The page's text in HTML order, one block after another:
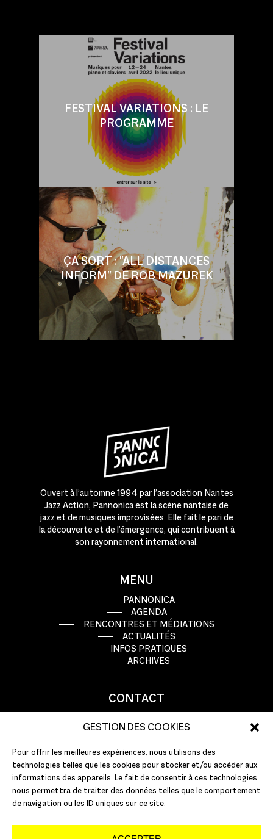
GESTION DES COOKIES
Pour offrir les meilleures expériences, nous utilisons des
technologies telles que les cookies pour stocker et/ou accéder aux
informations des appareils. Le fait de consentir à ces technologies
nous permettra de traiter des données telles que le comportement
de navigation ou les ID uniques sur ce site.
FESTIVAL VARIATIONS : LE
PROGRAMME
ÇA SORT : "ALL DISTANCES
INFORM" DE ROB MAZUREK
Ouvert à l’automne 1994 par l’association Nantes
Jazz Action, Pannonica est la scène nantaise de
jazz et de musiques improvisées. Elle fait le pari de
la découverte et de l’émergence, qui contribuent à
son rayonnement international.
MENU
PANNONICA
AGENDA
RENCONTRES ET MÉDIATIONS
ACTUALITÉS
INFOS PRATIQUES
ARCHIVES
CONTACT
44000 Nantes
T : +33 (0)2 51 72 10 10
E :info@pannonica.com